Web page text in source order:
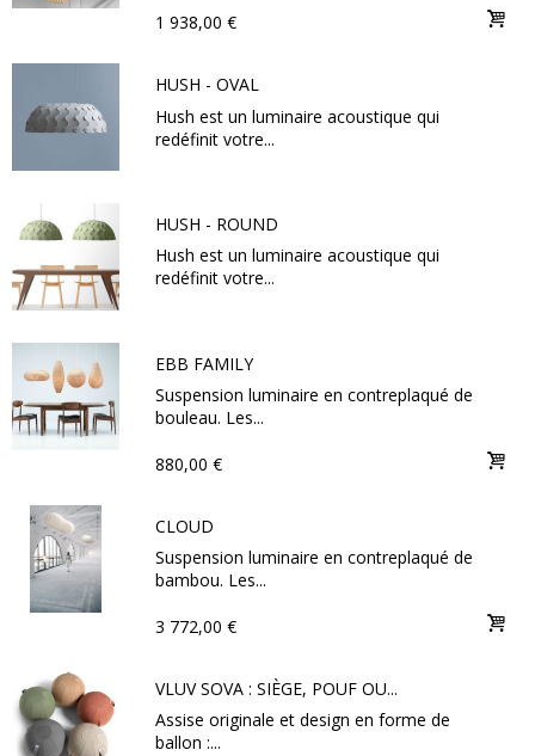
1 938,00 €
HUSH - OVAL
Hush est un luminaire acoustique qui
redéfinit votre...
HUSH - ROUND
Hush est un luminaire acoustique qui
redéfinit votre...
EBB FAMILY
Suspension luminaire en contreplaqué de
bouleau. Les...
880,00 €
CLOUD
Suspension luminaire en contreplaqué de
bambou. Les...
3 772,00 €
VLUV SOVA : SIÈGE, POUF OU...
Assise originale et design en forme de
ballon :...